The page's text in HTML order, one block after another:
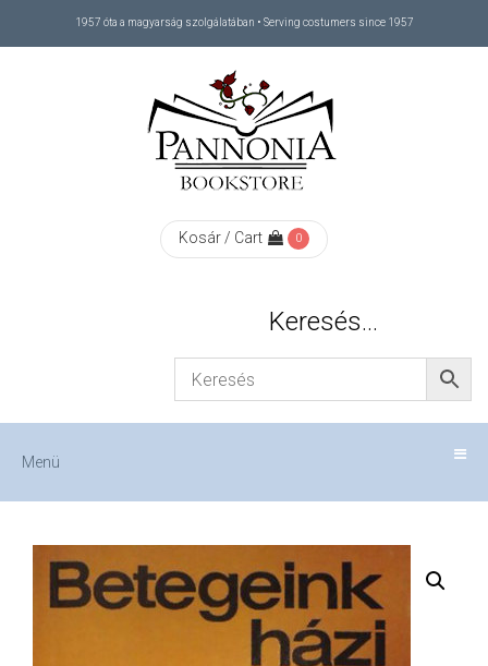
1957 óta a magyarság szolgálatában • Serving costumers since 1957
Kosár / Cart 0
Keresés…
Menü